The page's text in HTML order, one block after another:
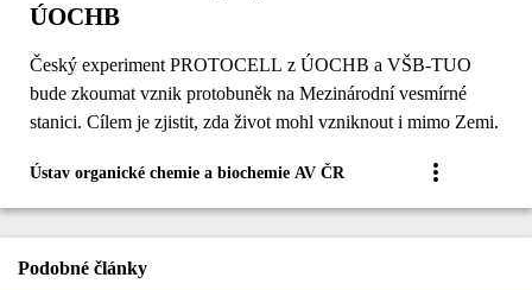
ÚOCHB
Český experiment PROTOCELL z ÚOCHB a VŠB-TUO
bude zkoumat vznik protobuněk na Mezinárodní vesmírné
stanici. Cílem je zjistit, zda život mohl vzniknout i mimo Zemi.
Ústav organické chemie a biochemie AV ČR
Podobné články